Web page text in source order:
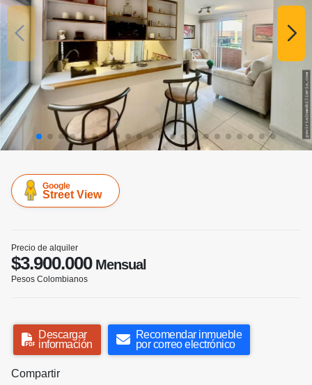
Google
Street View
Precio de alquiler
$3.900.000Mensual
Pesos Colombianos
Descargar
información
Recomendar inmueble
por correo electrónico
Compartir